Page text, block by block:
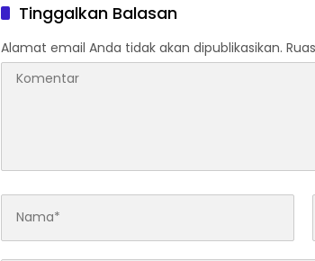
Tinggalkan Balasan
Alamat email Anda tidak akan dipublikasikan.